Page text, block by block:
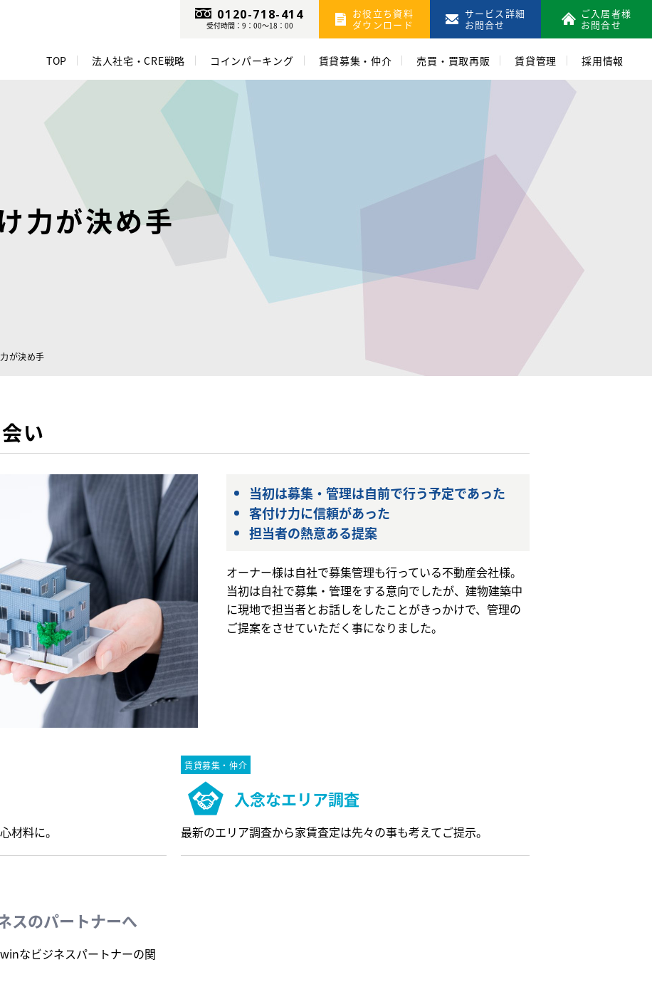
0120-718-414
受付時間：9：00～18：00
お役立ち資料
ダウンロード
サービス詳細
お問合せ
ご入居者様
お問合せ
TOP 法人社宅・CRE戦略 コインパーキング 賃貸募集・仲介 売買・買取再販 賃貸管理 採用情報
力が決め手
が決め手
い
当初は募集・管理は自前で行う予定であった
客付け力に信頼があった
担当者の熱意ある提案
オーナー様は自社で募集管理も行っている不動産会社様。
当初は自社で募集・管理をする意向でしたが、建物建築中
に現地で担当者とお話しをしたことがきっかけで、管理の
ご提案をさせていただく事になりました。
材料に。
賃貸募集・仲介
入念なエリア調査
最新のエリア調査から家賃査定は先々の事も考えてご提示。
スのパートナーへ
なビジネスパートナーの関